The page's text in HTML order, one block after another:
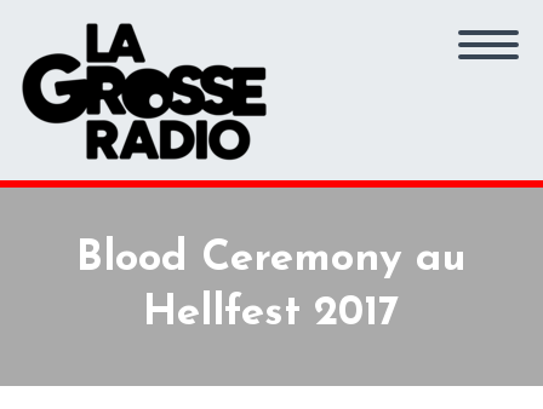
Blood Ceremony au
Hellfest 2017